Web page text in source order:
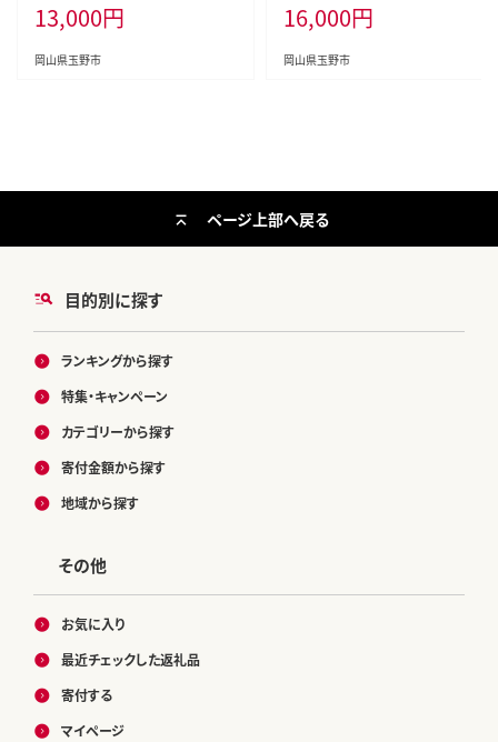
産 フルーツ 果物 OEC KINGDOM
ぶどう家 果物類
13,000円
岡山県玉野市
ルーツ 果物 ギフト 橋田商店
16,000円
岡山県玉野市
目的別に探す
ランキングから探す
特集・キャンペーン
カテゴリーから探す
寄付金額から探す
地域から探す
その他
お気に入り
最近チェックした返礼品
寄付する
マイページ
ページ上部へ戻る